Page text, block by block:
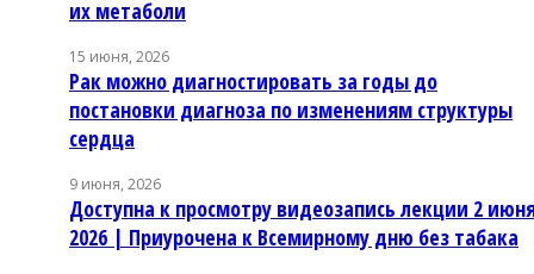
их метаболи
15 июня, 2026
Рак можно диагностировать за годы до
постановки диагноза по изменениям структуры
сердца
9 июня, 2026
Доступна к просмотру видеозапись лекции 2
2026 | Приурочена к Всемирному дню без табака